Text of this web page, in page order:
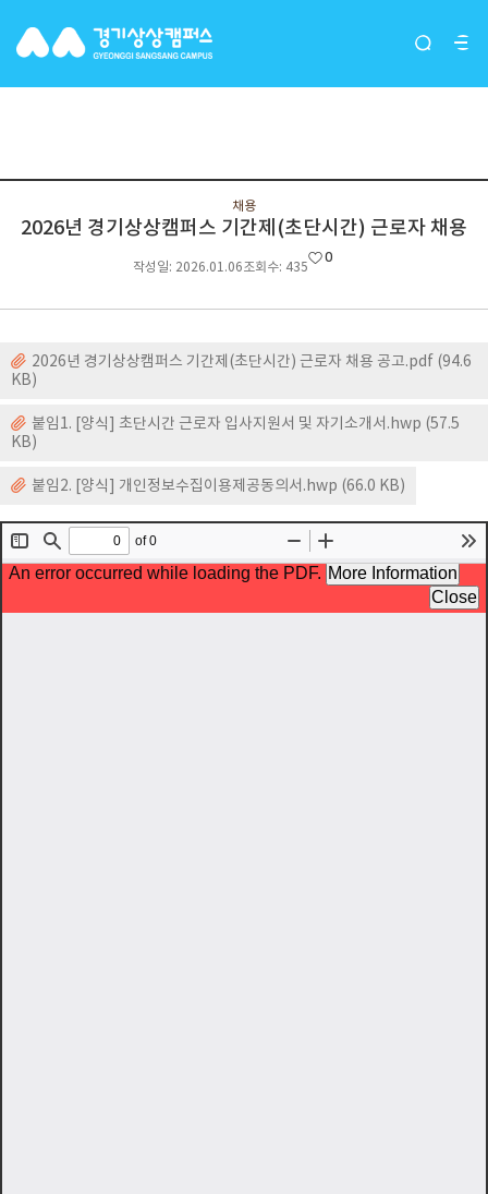
소개 · 방문
채용
2026년 경기상상캠퍼스 기간제(초단시간) 근로자 채용
작성일: 2026.01.06조회수: 435
0
2026년 경기상상캠퍼스 기간제(초단시간) 근로자 채용 공고.pdf (94.6
KB)
붙임1. [양식] 초단시간 근로자 입사지원서 및 자기소개서.hwp (57.5
KB)
붙임2. [양식] 개인정보수집이용제공동의서.hwp (66.0 KB)